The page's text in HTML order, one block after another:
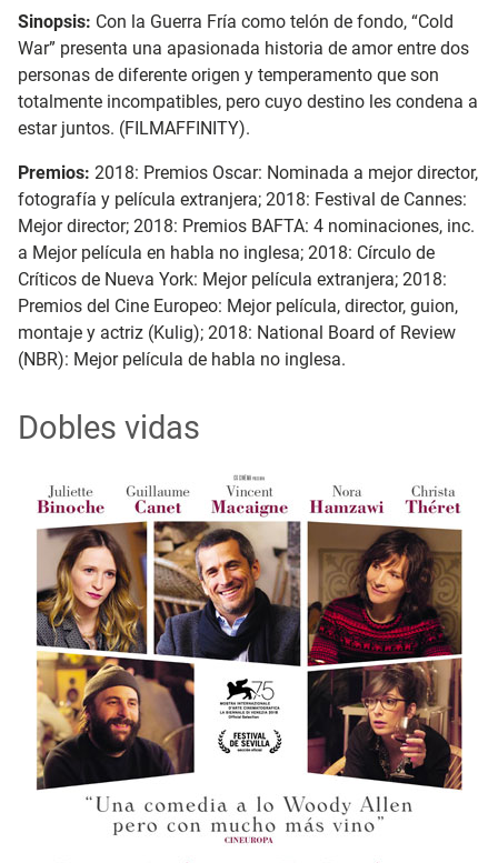
Sinopsis: Con la Guerra Fría como telón de fondo, “Cold
War” presenta una apasionada historia de amor entre dos
personas de diferente origen y temperamento que son
totalmente incompatibles, pero cuyo destino les condena a
estar juntos. (FILMAFFINITY).
Premios: 2018: Premios Oscar: Nominada a mejor director,
fotografía y película extranjera; 2018: Festival de Cannes:
Mejor director; 2018: Premios BAFTA: 4 nominaciones, inc.
a Mejor película en habla no inglesa; 2018: Círculo de
Críticos de Nueva York: Mejor película extranjera; 2018:
Premios del Cine Europeo: Mejor película, director, guion,
montaje y actriz (Kulig); 2018: National Board of Review
(NBR): Mejor película de habla no inglesa.
Dobles vidas